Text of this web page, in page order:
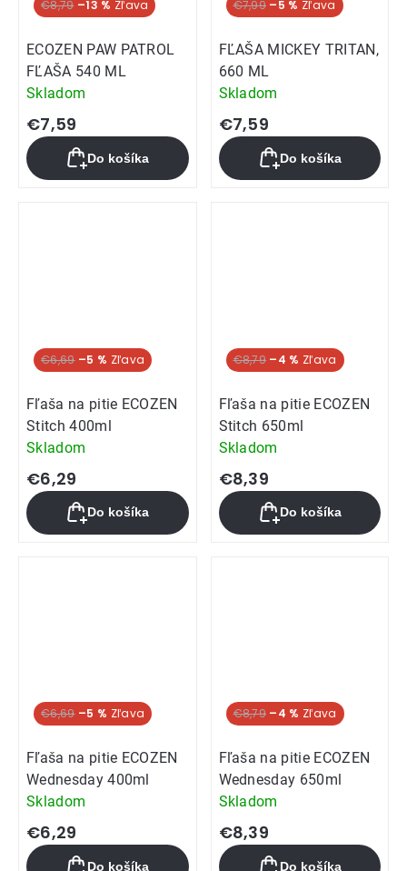
€8,79 –13 %
ECOZEN PAW PATROL
FĽAŠA 540 ML
Skladom
€7,59
Do košíka
€7,99 –5 %
FĽAŠA MICKEY TRITAN,
660 ML
Skladom
€7,59
Do košíka
€6,69 –5 %
Fľaša na pitie ECOZEN
Stitch 400ml
Skladom
€6,29
Do košíka
€8,79 –4 %
Fľaša na pitie ECOZEN
Stitch 650ml
Skladom
€8,39
Do košíka
€6,69 –5 %
Fľaša na pitie ECOZEN
Wednesday 400ml
Skladom
€6,29
Do košíka
€8,79 –4 %
Fľaša na pitie ECOZEN
Wednesday 650ml
Skladom
€8,39
Do košíka